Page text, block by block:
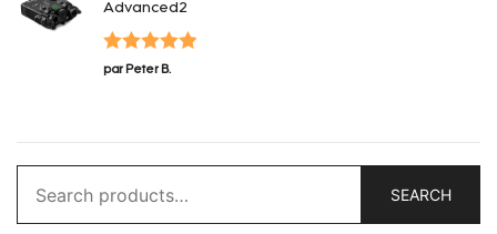
Advanced2
Note5sur
par Peter B.
for:
SEARCH